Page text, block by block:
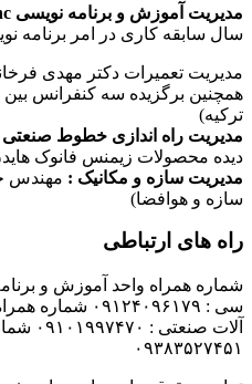
مدیریت آموزش و برنامه نویسی cnc :
سال سابقه کاری در امر
مدیریت تعمیرات دکتر مهدی
همچنین برگزیده سه کنفرانس
ترکیه)
مدیریت راه اندازی خطوط
دیده محصولات زیمنس فانوک
مدیریت سازه و مکانیک : مهندس
سازه و هوافضا)
راه های ارتباطی
شماره همراه واحد آموزش و
سی :
آلات
۰۹۳۸۳۵۲۷۴۵۱